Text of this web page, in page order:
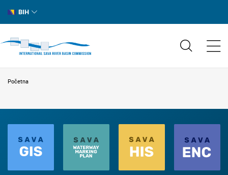
BIH
Početna